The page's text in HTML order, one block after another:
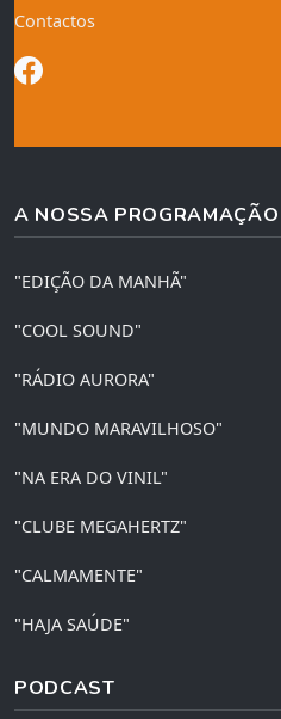
Contactos
A NOSSA PROGRAMAÇÃO
"EDIÇÃO DA MANHÃ"
"COOL SOUND"
"RÁDIO AURORA"
"MUNDO MARAVILHOSO"
"NA ERA DO VINIL"
"CLUBE MEGAHERTZ"
"CALMAMENTE"
"HAJA SAÚDE"
PODCAST